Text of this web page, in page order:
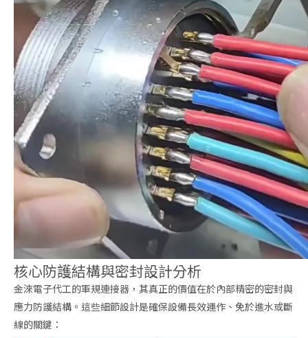
核心防護結構與密封設計分析
金淶電子代工的軍規連接器，其真正的價值在於內部精密的密封與
應力防護結構。這些細節設計是確保設備長效運作、免於進水或斷
線的關鍵：